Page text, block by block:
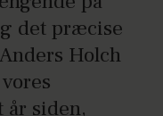
det præcise
Anders Holch
år siden,